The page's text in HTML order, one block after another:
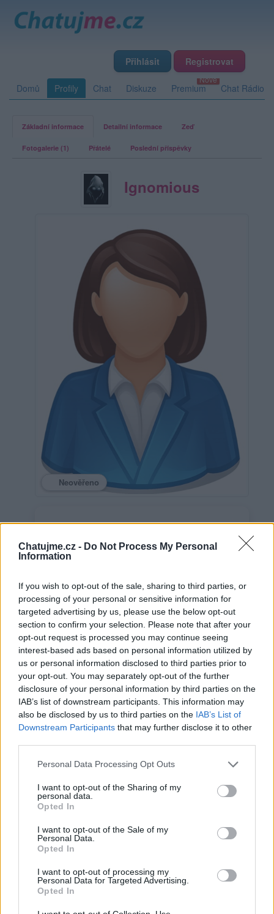
Chatujme.cz - Do Not Process My Personal
Information
If you wish to opt-out of the sale, sharing to third parties, or
processing of your personal or sensitive information for
targeted advertising by us, please use the below opt-out
section to confirm your selection. Please note that after your
opt-out request is processed you may continue seeing
interest-based ads based on personal information utilized by
us or personal information disclosed to third parties prior to
your opt-out. You may separately opt-out of the further
disclosure of your personal information by third parties on the
IAB’s list of downstream participants. This information may
also be disclosed by us to third parties on the IAB’s List of
Downstream Participants that may further disclose it to other
Personal Data Processing Opt Outs
I want to opt-out of the Sharing of my
personal data.
Opted In
I want to opt-out of the Sale of my
Personal Data.
Opted In
I want to opt-out of processing my
Personal Data for Targeted Advertising.
Opted In
Přihlásit Registrovat
Domů Profily Chat Diskuze Premium Chat Rádio
Základní informace Detailní informace Zeď
Fotogalerie (1) Přátelé Poslední příspěvky
Ignomious
Neověřeno
0 uživatelům se líbí
Věk: 25
Země:
Napsat uživateli vzkaz
Informace o profilu a chatu
Online: Není nikde online
Naposledy aktivní
Profil zobrazen : 21x